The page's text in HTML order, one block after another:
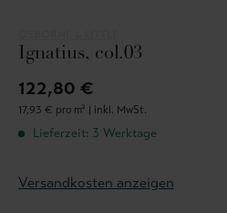
Ignatius, col.03
122,80 €
17,93 € pro m² | inkl. MwSt.
Lieferzeit: 3 Werktage
Versandkosten anzeigen